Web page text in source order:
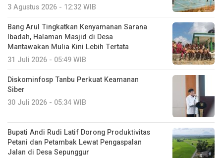
3 Agustus 2026 - 12:32 WIB
Bang Arul Tingkatkan Kenyamanan Sarana
Ibadah, Halaman Masjid di Desa
Mantawakan Mulia Kini Lebih Tertata
31 Juli 2026 - 05:49 WIB
Diskominfosp Tanbu Perkuat Keamanan
Siber
30 Juli 2026 - 05:34 WIB
Bupati Andi Rudi Latif Dorong Produktivitas
Petani dan Petambak Lewat Pengaspalan
Jalan di Desa Sepunggur